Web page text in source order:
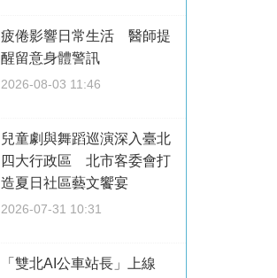
疲倦影響日常生活 醫師提
醒留意身體警訊
2026-08-03 11:46
兒童劇與舞蹈巡演深入臺北
四大行政區 北市客委會打
造夏日社區藝文饗宴
2026-07-31 10:31
「雙北AI公車站長」上線